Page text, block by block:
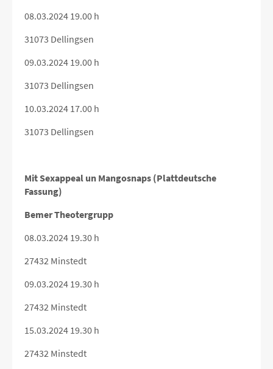
08.03.2024 19.00 h
31073 Dellingsen
09.03.2024 19.00 h
31073 Dellingsen
10.03.2024 17.00 h
31073 Dellingsen
Mit Sexappeal un Mangosnaps (Plattdeutsche
Fassung)
Bemer Theotergrupp
08.03.2024 19.30 h
27432 Minstedt
09.03.2024 19.30 h
27432 Minstedt
15.03.2024 19.30 h
27432 Minstedt